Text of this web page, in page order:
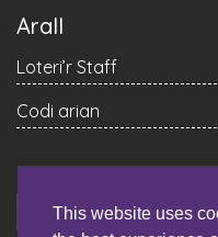
This website uses
Arall
Loteri’r Staff
Codi arian